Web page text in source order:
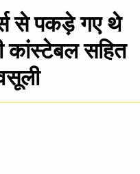
से पकड़े गए थे
सहित